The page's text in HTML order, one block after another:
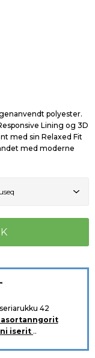
polyester.
Lining og 3D
med sin Relaxed Fit
med moderne
42
iserit ..